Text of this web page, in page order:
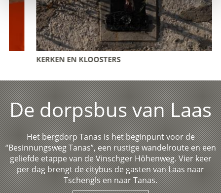
KERKEN EN KLOOSTERS
De dorpsbus van Laas
Het bergdorp Tanas is het beginpunt voor de
“Besinnungsweg Tanas”, een rustige wandelroute en een
geliefde etappe van de Vinschger Höhenweg. Vier keer
per dag brengt de citybus de gasten van Laas naar
Tschengls en naar Tanas.